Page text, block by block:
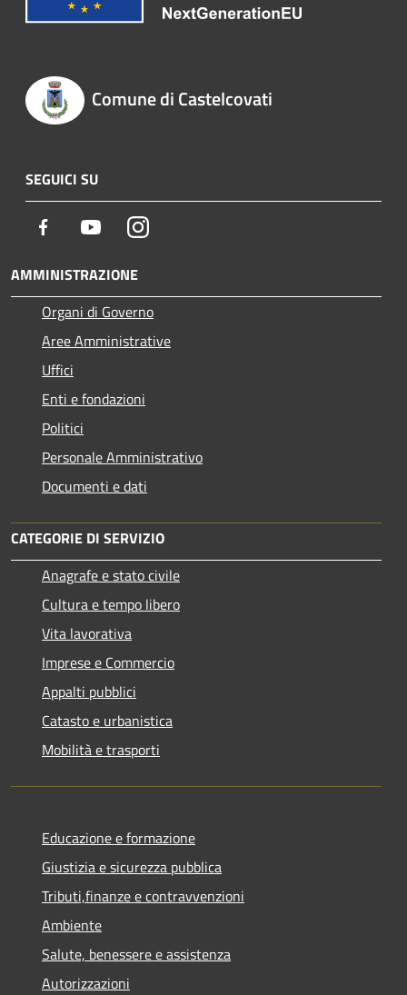
Comune di Castelcovati
SEGUICI SU
Facebook YoutubeInstagram
AMMINISTRAZIONE
Organi di Governo
Aree Amministrative
Uffici
Enti e fondazioni
Politici
Personale Amministrativo
Documenti e dati
CATEGORIE DI SERVIZIO
Anagrafe e stato civile
Cultura e tempo libero
Vita lavorativa
Imprese e Commercio
Appalti pubblici
Catasto e urbanistica
Mobilità e trasporti
Educazione e formazione
Giustizia e sicurezza pubblica
Tributi,finanze e contravvenzioni
Ambiente
Salute, benessere e assistenza
Autorizzazioni